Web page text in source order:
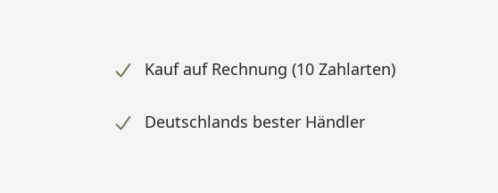
Kauf auf Rechnung (10 Zahlarten)
Deutschlands bester Händler